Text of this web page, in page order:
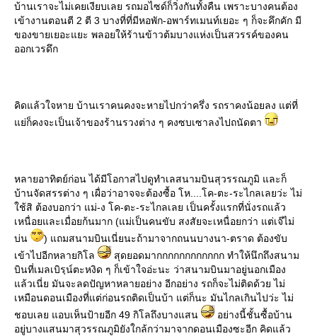
บ้านเราจะไม่เคยเงียบเลย รถมอไซด์ก็วิ่งกันทั้งคืน เพราะบางคนต้อง
เข้างานตอนตี 2 ตี 3 บางที่ที่มีหอพัก-อพาร์ทเมนท์เยอะ ๆ ก็จะคึกคัก มี
ของขายเยอะแยะ พลอยให้ร้านข้าวต้มบางแห่งเป็นสวรรค์ของคน
ออกเวรดึก
คิดแล้วใจหาย บ้านเราคนคงจะหายไปกว่าครึ่ง รถราคงน้อยลง แต่ที่
่ก็คงจะเป็นเจ้าของร้านรวงต่าง ๆ คงซบเซาลงไปถนัดตา
หลายอาทิตย์ก่อน ได้มีโอกาสไปดูทำเลสนามบินสุวรรณภูมิ และก็
บ้านจัดสรรต่าง ๆ เผื่อว่าอาจจะต้องซื้อ โห....โค-ตะ-ระไกลเลยว่ะ ไม่
ช้สิ ต้องบอกว่า แม่-ง โค-ตะ-ระไกลเลย เป็นครั้งแรกที่นั่งรถแล้ว
เหนื่อยและเมื่อยก้นมาก (แม่เป็นคนขับ สงสัยจะเหนื่อยกว่า แต่เจ๊ไม่
บ่น
) แถมสนามบินเนี่ยนะถ้ามาจากถนนบางนา-ตราด ต้องขับ
เข้าไปอีกหลายกิโล
สุดยอดมากกกกกกกกกกกก ทำให้นึกถึงสนาม
บินที่เมลเบิรฺน์ตะหงิด ๆ ก็เข้าใจอ่ะนะ ว่าสนามบินมาอยู่นอกเมือง
ล้วเนี่ย มันจะลดปัญหาหลายอย่าง อีกอย่าง รถก็จะไม่ติดด้วย ไม่
เหมือนดอนเมืองที่แต่ก่อนรถติดเป็นบ้า แต่ก็นะ มันไกลเกินไปว่ะ ไม่
ชอบเลย แอบเห็นป้ายอีก 49 กิโลถึงบางแสน
อย่างนี้ชั้นซื้อบ้าน
อยู่บางแสนมาสุวรรณภูมิยังใกล้กว่ามาจากดอนเมืองซะอีก คิดแล้ว